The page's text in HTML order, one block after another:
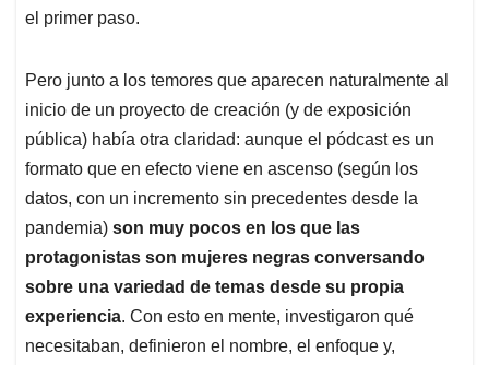
el primer paso.
Pero junto a los temores que aparecen naturalmente al
inicio de un proyecto de creación (y de exposición
pública) había otra claridad: aunque el pódcast es un
formato que en efecto viene en ascenso (según los
datos, con un incremento sin precedentes desde la
pandemia) son muy pocos en los que las
protagonistas son mujeres negras conversando
sobre una variedad de temas desde su propia
experiencia. Con esto en mente, investigaron qué
necesitaban, definieron el nombre, el enfoque y,